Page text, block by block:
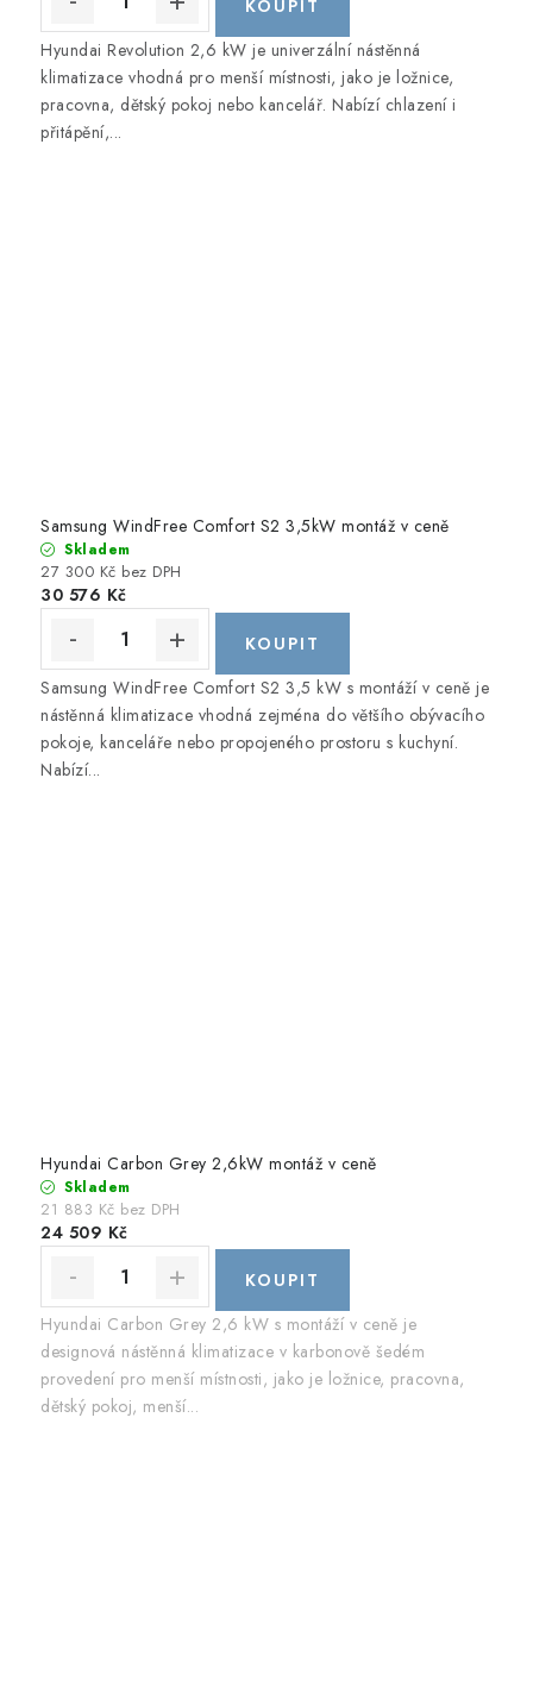
Hyundai Revolution 2,6 kW je univerzální nástěnná
klimatizace vhodná pro menší místnosti, jako je ložnice,
pracovna, dětský pokoj nebo kancelář. Nabízí chlazení i
přitápění,...
Samsung WindFree Comfort S2 3,5kW montáž v ceně
Skladem
27 300 Kč bez DPH
30 576 Kč
Samsung WindFree Comfort S2 3,5 kW s montáží v ceně je
nástěnná klimatizace vhodná zejména do většího obývacího
pokoje, kanceláře nebo propojeného prostoru s kuchyní.
Nabízí...
Hyundai Carbon Grey 2,6kW montáž v ceně
Skladem
21 883 Kč bez DPH
24 509 Kč
Hyundai Carbon Grey 2,6 kW s montáží v ceně je
designová nástěnná klimatizace v karbonově šedém
provedení pro menší místnosti, jako je ložnice, pracovna,
dětský pokoj, menší...